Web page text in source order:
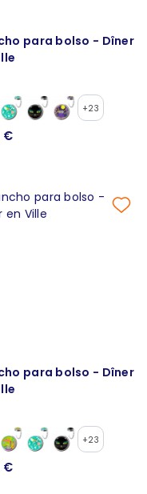
para bolso - Dîner
+23
€
para bolso - Dîner
+23
€